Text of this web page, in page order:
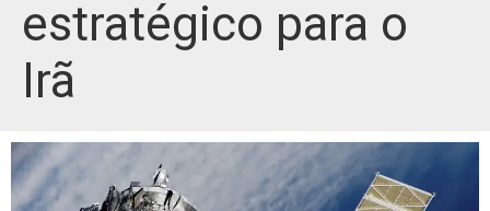
estratégico para o
Irã